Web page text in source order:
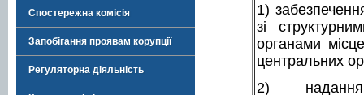
Спостережна комісія
Запобігання проявам корупції
Регуляторна діяльність
1)
зі
органами
центральних
2)